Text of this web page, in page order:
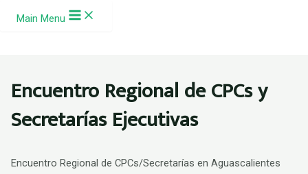
Ir al contenido
Main Menu
Encuentro Regional de CPCs y
Secretarías Ejecutivas
Encuentro Regional de CPCs/Secretarías en Aguascalientes